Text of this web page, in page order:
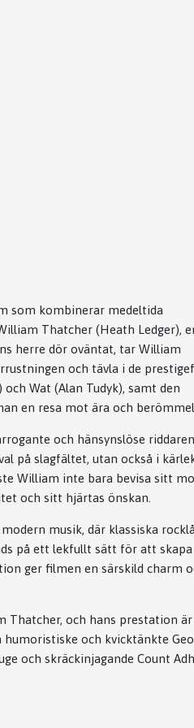
som kombinerar medeltida
Thatcher (Heath Ledger),
herre dör oväntat, tar William
och tävla i de
Wat (Alan Tudyk), samt den
en resa mot ära och
och hänsynslöse riddaren
på slagfältet, utan också i
William inte bara bevisa sitt
och sitt hjärtas önskan.
musik, där klassiska
på ett lekfullt sätt för att skapa
ger filmen en särskild charm
Thatcher, och hans prestation är
humoristiske och kvicktänkte
och skräckinjagande Count